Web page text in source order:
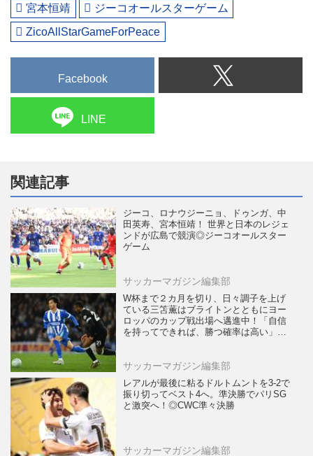
宮本恒靖
ジーコオールスターゲーム
ZicoAllStarGameForPeace
Facebook
LINE
関連記事
ジーコ、ロナウジーニョ、ドゥンガ、中
田英寿、宮本恒靖！ 世界と日本のレジェ
ンドが広島で競演◎ジーコオールスター
ゲーム
サッカーマガジン編集部
W杯まで２カ月を切り、日々調子を上げ
ている三笘薫はブライトンとともにヨー
ロッパのカップ戦出場へ邁進中！「自信
を持ってできれば、勝つ確率は高い」
サッカーマガジン編集部
レアルが最後に粘るドルトムントを3-2で
振り切ってベスト4へ。準決勝でパリSG
と激突へ！◎CWC準々決勝
サッカーマガジン編集部